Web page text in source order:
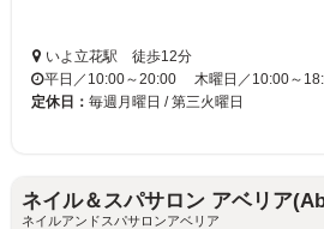
いよ立花駅 徒歩12分
平日／10:00～20:00 木曜日／10:00～
定休日： 毎週月曜日 / 第三火曜日
ネイル＆スパサロン アベリア
ネイルアンドスパサロンアベリア